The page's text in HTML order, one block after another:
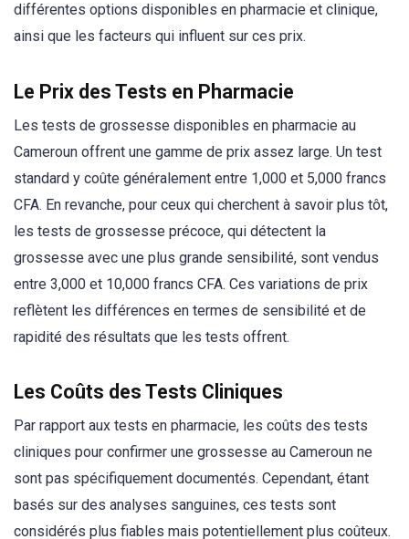
différentes options disponibles en pharmacie et clinique,
ainsi que les facteurs qui influent sur ces prix.
Le Prix des Tests en Pharmacie
Les tests de grossesse disponibles en pharmacie au
Cameroun offrent une gamme de prix assez large. Un test
standard y coûte généralement entre 1,000 et 5,000 francs
CFA. En revanche, pour ceux qui cherchent à savoir plus tôt,
les tests de grossesse précoce, qui détectent la
grossesse avec une plus grande sensibilité, sont vendus
entre 3,000 et 10,000 francs CFA. Ces variations de prix
reflètent les différences en termes de sensibilité et de
rapidité des résultats que les tests offrent.
Les Coûts des Tests Cliniques
Par rapport aux tests en pharmacie, les coûts des tests
cliniques pour confirmer une grossesse au Cameroun ne
sont pas spécifiquement documentés. Cependant, étant
basés sur des analyses sanguines, ces tests sont
considérés plus fiables mais potentiellement plus coûteux.